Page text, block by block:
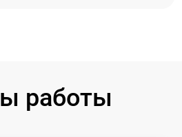
работы